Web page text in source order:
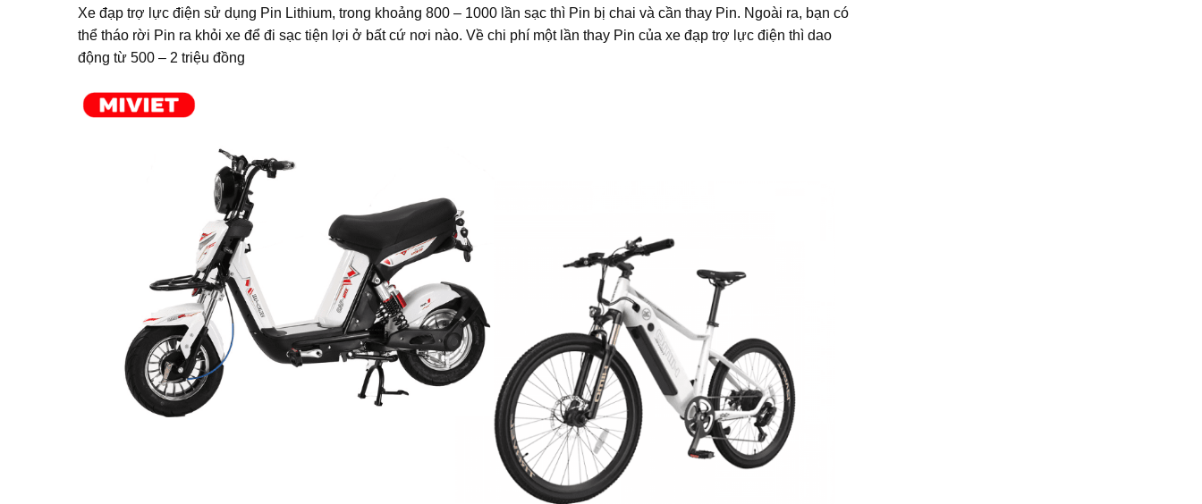
Xe đạp trợ lực điện sử dụng Pin Lithium, trong khoảng 800 – 1000 lần sạc thì Pin bị chai và cần thay Pin. Ngoài ra, bạn có
thể tháo rời Pin ra khỏi xe để đi sạc tiện lợi ở bất cứ nơi nào. Về chi phí một lần thay Pin của xe đạp trợ lực điện thì dao
động từ 500 – 2 triệu đồng